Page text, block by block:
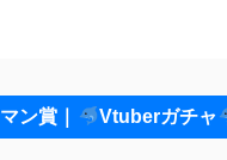
ン賞｜ Vtuberガチャ